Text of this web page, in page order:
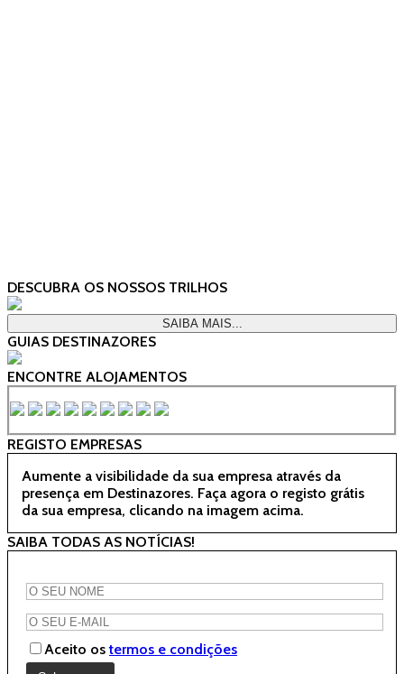
DESCUBRA OS NOSSOS TRILHOS
SAIBA MAIS...
GUIAS DESTINAZORES
ENCONTRE ALOJAMENTOS
REGISTO EMPRESAS
Aumente a visibilidade da sua empresa através da
presença em Destinazores. Faça agora o registo grátis
da sua empresa, clicando na imagem acima.
SAIBA TODAS AS NOTÍCIAS!
Aceito ostermos e condições